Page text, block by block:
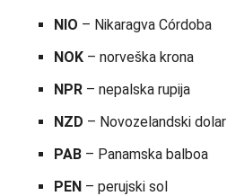
NIO – Nikaragva Córdoba
NOK – norveška krona
NPR – nepalska rupija
NZD – Novozelandski dolar
PAB – Panamska balboa
PEN – perujski sol